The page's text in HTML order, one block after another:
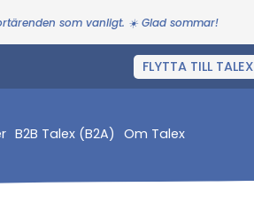
som vanligt. ☀️ Glad sommar!
FLYTTA TILL TALEX
B2B Talex (B2A) Om Talex